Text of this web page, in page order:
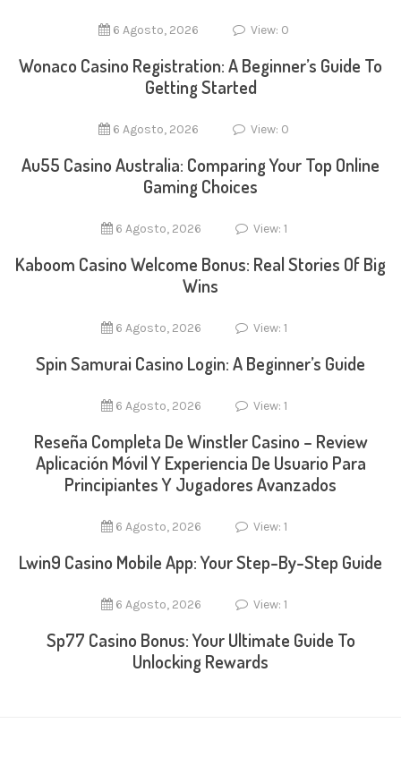
6 Agosto, 2026 View: 0
Wonaco Casino Registration: A Beginner’s Guide To
Getting Started
6 Agosto, 2026 View: 0
Au55 Casino Australia: Comparing Your Top Online
Gaming Choices
6 Agosto, 2026 View: 1
Kaboom Casino Welcome Bonus: Real Stories Of Big
Wins
6 Agosto, 2026 View: 1
Spin Samurai Casino Login: A Beginner’s Guide
6 Agosto, 2026 View: 1
Reseña Completa De Winstler Casino – Review
Aplicación Móvil Y Experiencia De Usuario Para
Principiantes Y Jugadores Avanzados
6 Agosto, 2026 View: 1
Lwin9 Casino Mobile App: Your Step-By-Step Guide
6 Agosto, 2026 View: 1
Sp77 Casino Bonus: Your Ultimate Guide To
Unlocking Rewards